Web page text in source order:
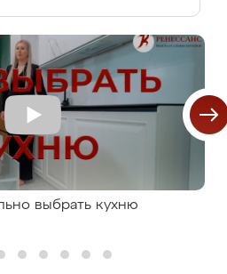
выбрать кухню